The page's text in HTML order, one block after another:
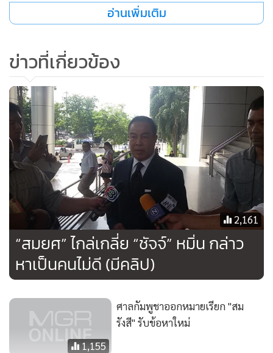
อ่านเพิ่มเติม
ข่าวที่เกี่ยวข้อง
2,161
“สมยศ” ไกล่เกลี่ย “ชัจจ์” หมิ่น กล่าว
หาเป็นคนไม่ดี (มีคลิป)
1,155
ศาลกัมพูชาออกหมายเรียก "สม
รังสี" รับข้อหาใหม่